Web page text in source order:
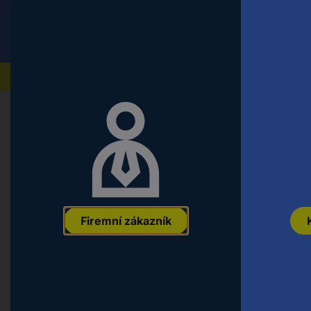
Firemní zákazník
Nářadí a dílna
dörner + helmer 728571 728571
(max.): 200 kg 1 ks
4002350556592 Označení výrobce: Objednací číslo: